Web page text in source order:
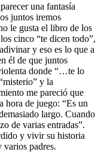
una fantasía
juntos iremos
le gusta el libro de los
cinco “te dicen todo”,
y eso es lo que a
él de que juntos
donde “…te lo
y la
me pareció que
hora de juego: “Es un
largo. Cuando
de varias entradas”.
y vivir su historia
varios padres.